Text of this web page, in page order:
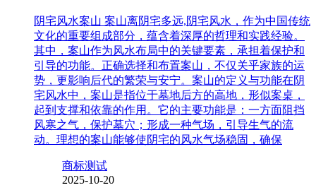
阴宅风水案山 案山离阴宅多远,阴宅风水，作为中国传统
文化的重要组成部分，蕴含着深厚的哲理和实践经验。
其中，案山作为风水布局中的关键要素，承担着保护和
引导的功能。正确选择和布置案山，不仅关乎家族的运
势，更影响后代的繁荣与安宁。案山的定义与功能在阴
宅风水中，案山是指位于墓地后方的高地，形似案桌，
起到支撑和依靠的作用。它的主要功能是：一方面阻挡
风寒之气，保护墓穴；形成一种气场，引导生气的流
动。理想的案山能够使阴宅的风水气场稳固，确保
商标测试
2025-10-20